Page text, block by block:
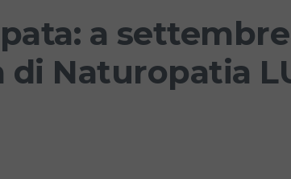
a
di Naturopatia